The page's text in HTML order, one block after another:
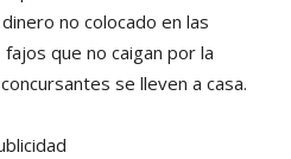
no colocado en las
que no caigan por la
se lleven a casa.